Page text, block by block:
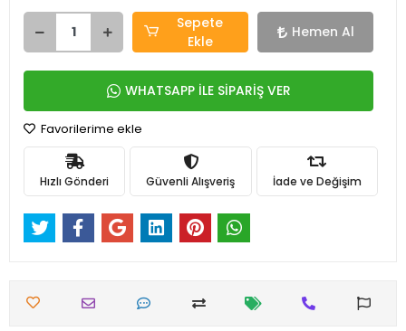
Sepete
Ekle
Hemen Al
WHATSAPP İLE SİPARİŞ VER
Favorilerime ekle
Hızlı Gönderi Güvenli Alışveriş İade ve Değişim